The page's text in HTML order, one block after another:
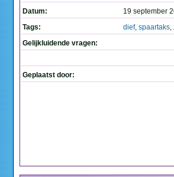
Datum:
19 september
Tags:
dief, spaartaks,
Gelijkluidende vragen:
Geplaatst door: